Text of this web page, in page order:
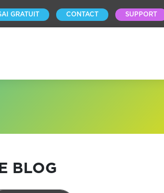
GRATUIT CONTACT SUPPORT
BLOG